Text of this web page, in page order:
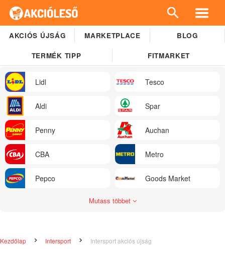
AKCIÓS ÚJSÁG MARKETPLACE BLOG
TERMÉK TIPP FITMARKET
Lidl Tesco
Aldi Spar
Penny Auchan
CBA Metro
Pepco Goods Market
Mutass többet
Kezdőlap Intersport Intersport akciós újság